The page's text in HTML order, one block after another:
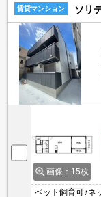
賃貸マンション ソリ
画像：15枚
ペット飼育可♪ネ